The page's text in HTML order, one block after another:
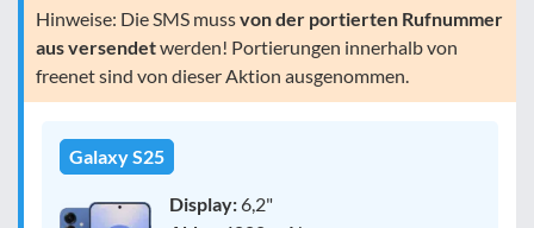
Hinweise: Die SMS mussvon der portierten Rufnummer
aus versendetwerden! Portierungen innerhalb von
freenet sind von dieser Aktion ausgenommen.
Galaxy S25
Display:6,2"